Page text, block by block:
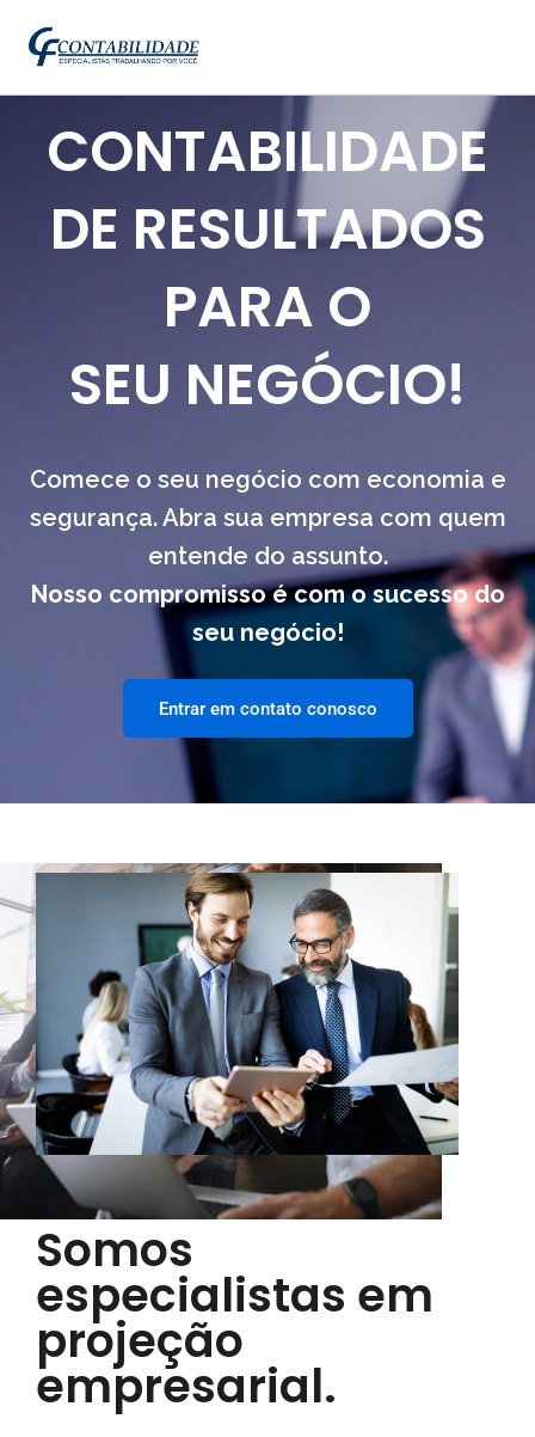
CONTABILIDADE
DE RESULTADOS
PARA O
SEU NEGÓCIO!
Comece o seu negócio com economia e
segurança. Abra sua empresa com quem
entende do assunto.
Nosso compromisso é com o sucesso do
seu negócio!
Entrar em contato conosco
Somos
especialistas em
projeção
empresarial.